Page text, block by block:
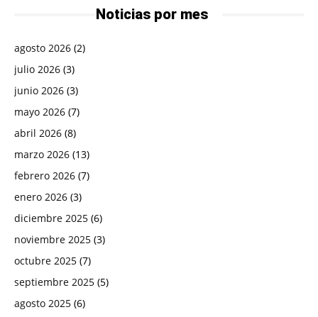
Noticias por mes
agosto 2026 (2)
julio 2026 (3)
junio 2026 (3)
mayo 2026 (7)
abril 2026 (8)
marzo 2026 (13)
febrero 2026 (7)
enero 2026 (3)
diciembre 2025 (6)
noviembre 2025 (3)
octubre 2025 (7)
septiembre 2025 (5)
agosto 2025 (6)